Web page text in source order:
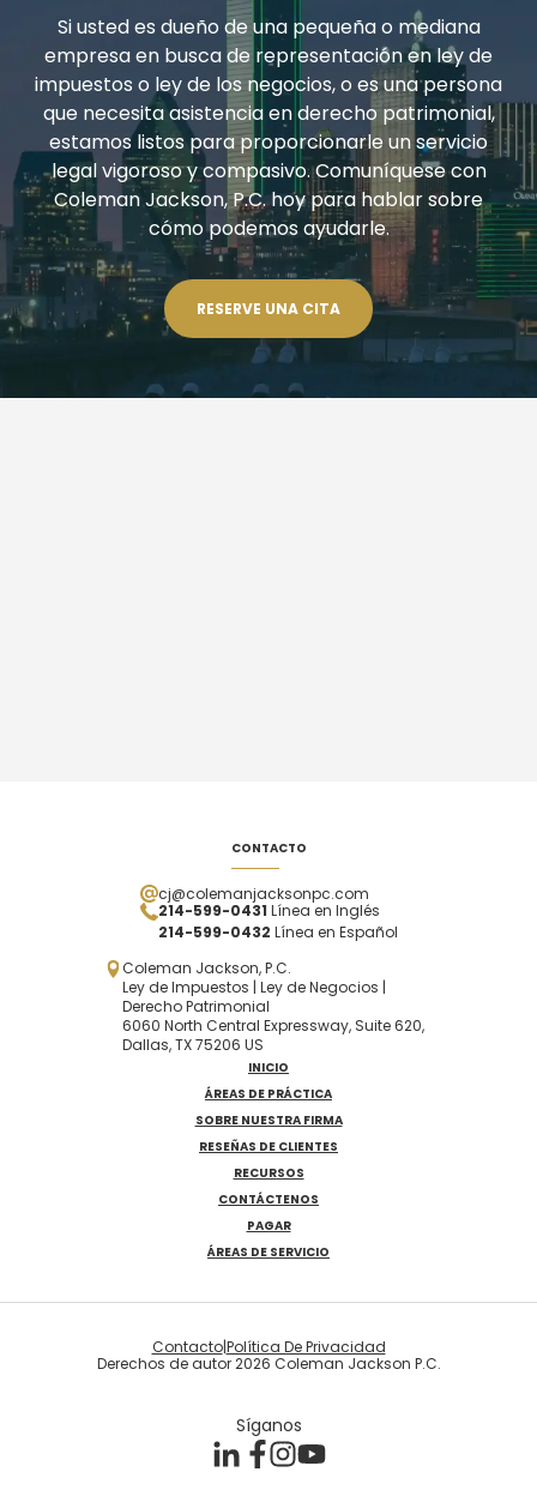
CIRCUNSTANCIAS
Si usted es dueño de una pequeña o mediana
empresa en busca de representación en ley de
impuestos o ley de los negocios, o es una persona
que necesita asistencia en derecho patrimonial,
estamos listos para proporcionarle un servicio
legal vigoroso y compasivo. Comuníquese con
Coleman Jackson, P.C. hoy para hablar sobre
cómo podemos ayudarle.
RESERVE UNA CITA
CONTACTO
cj@colemanjacksonpc.com
214-599-0431 Línea en Inglés
214-599-0432 Línea en Español
Coleman Jackson, P.C.
Ley de Impuestos | Ley de Negocios |
Derecho Patrimonial
6060 North Central Expressway, Suite 620,
Dallas, TX 75206 US
INICIO
ÁREAS DE PRÁCTICA
SOBRE NUESTRA FIRMA
RESEÑAS DE CLIENTES
RECURSOS
CONTÁCTENOS
PAGAR
ÁREAS DE SERVICIO
Derechos de autor 2026 Coleman Jackson P.C.
Contacto|Política De Privacidad
Síganos